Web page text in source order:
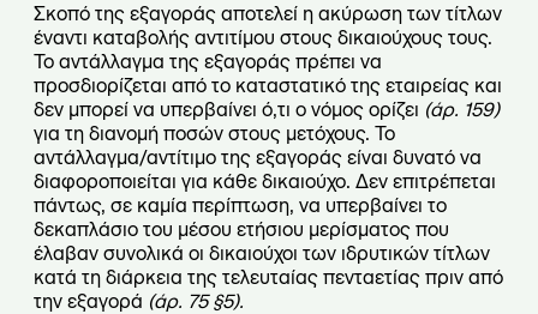
Σκοπό της εξαγοράς αποτελεί η ακύρωση των τίτλων
έναντι καταβολής αντιτίμου στους δικαιούχους τους.
Το αντάλλαγμα της εξαγοράς πρέπει να
προσδιορίζεται από το καταστατικό της εταιρείας και
δεν μπορεί να υπερβαίνει ό,τι ο νόμος ορίζει (άρ. 159)
για τη διανομή ποσών στους μετόχους. Το
αντάλλαγμα/αντίτιμο της εξαγοράς είναι δυνατό να
διαφοροποιείται για κάθε δικαιούχο. Δεν επιτρέπεται
πάντως, σε καμία περίπτωση, να υπερβαίνει το
δεκαπλάσιο του μέσου ετήσιου μερίσματος που
έλαβαν συνολικά οι δικαιούχοι των ιδρυτικών τίτλων
κατά τη διάρκεια της τελευταίας πενταετίας πριν από
την εξαγορά (άρ. 75 §5).